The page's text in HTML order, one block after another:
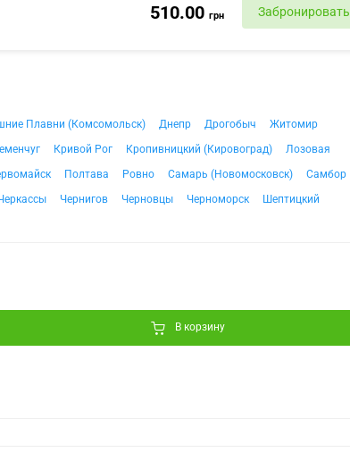
510.00 грн Забронировать
Плавни (Комсомольск) Днепр Дрогобыч
Житомир
Кривой Рог Кропивницкий (Кировоград)
Лозовая
Полтава Ровно Самарь (Новомосковск)
Самбор
Чернигов Черновцы Черноморск Шептицкий
В корзину